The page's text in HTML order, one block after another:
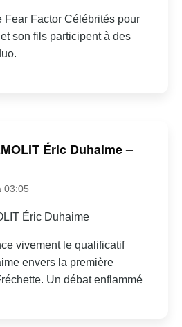
Fear Factor Célébrités pour
son fils participent à des
Éric Duhaime –
03:05
Éric Duhaime
vivement le qualificatif
envers la première
Un débat enflammé